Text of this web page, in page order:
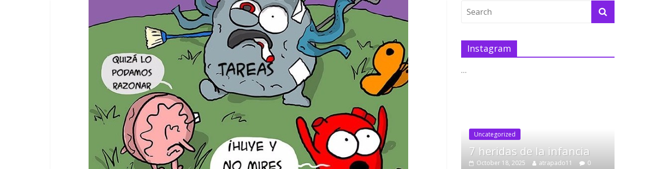
Instagram
…
recursos para profes tdah trucos tdah
Soy TDAH, estudio y se me
Uncategorized
7 heridas de la infancia
October 18, 2025 0